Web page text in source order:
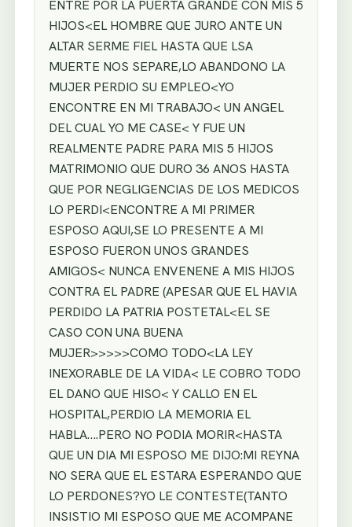
ENTRE POR LA PUERTA GRANDE CON MIS 5
HIJOS<EL HOMBRE QUE JURO ANTE UN
ALTAR SERME FIEL HASTA QUE LSA
MUERTE NOS SEPARE,LO ABANDONO LA
MUJER PERDIO SU EMPLEO<YO
ENCONTRE EN MI TRABAJO< UN ANGEL
DEL CUAL YO ME CASE< Y FUE UN
REALMENTE PADRE PARA MIS 5 HIJOS
MATRIMONIO QUE DURO 36 ANOS HASTA
QUE POR NEGLIGENCIAS DE LOS MEDICOS
LO PERDI<ENCONTRE A MI PRIMER
ESPOSO AQUI,SE LO PRESENTE A MI
ESPOSO FUERON UNOS GRANDES
AMIGOS< NUNCA ENVENENE A MIS HIJOS
CONTRA EL PADRE (APESAR QUE EL HAVIA
PERDIDO LA PATRIA POSTETAL<EL SE
CASO CON UNA BUENA
MUJER>>>>>COMO TODO<LA LEY
INEXORABLE DE LA VIDA< LE COBRO TODO
EL DANO QUE HISO< Y CALLO EN EL
HOSPITAL,PERDIO LA MEMORIA EL
HABLA….PERO NO PODIA MORIR<HASTA
QUE UN DIA MI ESPOSO ME DIJO:MI REYNA
NO SERA QUE EL ESTARA ESPERANDO QUE
LO PERDONES?YO LE CONTESTE(TANTO
INSISTIO MI ESPOSO QUE ME ACOMPANE